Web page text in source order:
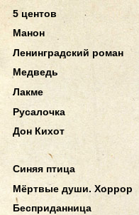
5 центов
Манон
Ленинградский роман
Медведь
Лакме
Русалочка
Дон Кихот
Синяя птица
Мёртвые души. Хоррор
Бесприданница